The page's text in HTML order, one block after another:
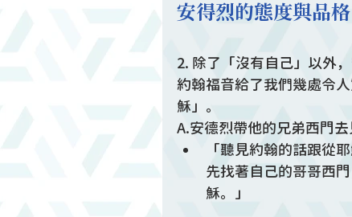
安得烈的態度與品格
2. 除了「沒有自己」以外
約翰福音給了我們幾處令
穌」。
A.安德烈帶他的兄弟西門
「聽見約翰的話跟從
先找著自己的哥哥西
穌。」